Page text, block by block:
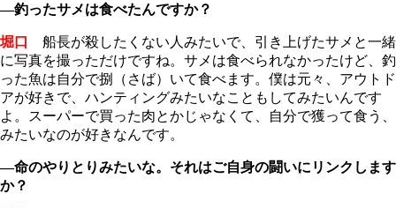
―釣ったサメは食べたんですか？
堀口
船長が殺したくない人みたいで、引き上げたサメと一緒
に写真を撮っただけですね。サメは食べられなかったけど、釣
った魚は自分で捌（さば）いて食べます。僕は元々、アウトド
アが好きで、ハンティングみたいなこともしてみたいんです
よ。スーパーで買った肉とかじゃなくて、自分で獲って食う、
みたいなのが好きなんです。
―命のやりとりみたいな。それはご自身の闘いにリンクします
か？